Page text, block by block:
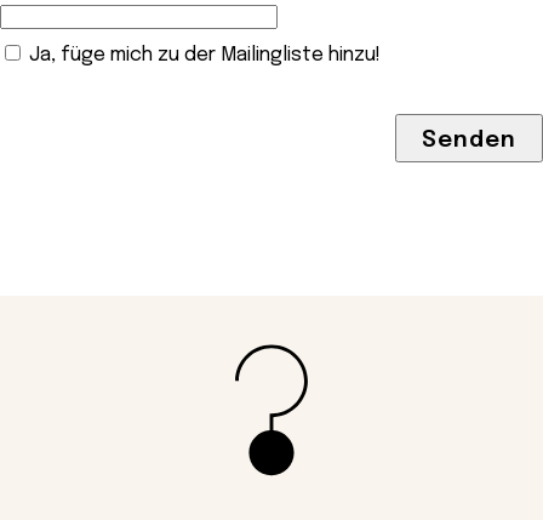
Ja, füge mich zu der Mailingliste hinzu!